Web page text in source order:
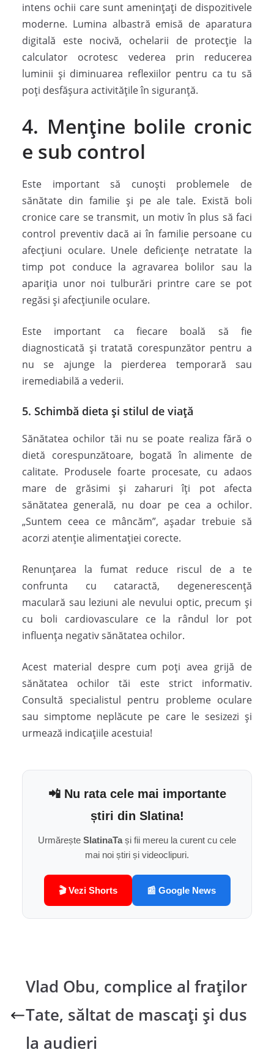
intens ochii care sunt amenințați de dispozitivele
moderne. Lumina albastră emisă de aparatura
digitală este nocivă, ochelarii de protecție la
calculator ocrotesc vederea prin reducerea
luminii și diminuarea reflexiilor pentru ca tu să
poți desfășura activitățile în siguranță.
4. Menține bolile cronic
e sub control
Este important să cunoști problemele de
sănătate din familie și pe ale tale. Există boli
cronice care se transmit, un motiv în plus să faci
control preventiv dacă ai în familie persoane cu
afecțiuni oculare. Unele deficiențe netratate la
timp pot conduce la agravarea bolilor sau la
apariția unor noi tulburări printre care se pot
regăsi și afecțiunile oculare.
Este important ca fiecare boală să fie
diagnosticată și tratată corespunzător pentru a
nu se ajunge la pierderea temporară sau
iremediabilă a vederii.
5. Schimbă dieta și stilul de viață
Sănătatea ochilor tăi nu se poate realiza fără o
dietă corespunzătoare, bogată în alimente de
calitate. Produsele foarte procesate, cu adaos
mare de grăsimi și zaharuri îți pot afecta
sănătatea generală, nu doar pe cea a ochilor.
„Suntem ceea ce mâncăm”, așadar trebuie să
acorzi atenție alimentației corecte.
Renunțarea la fumat reduce riscul de a te
confrunta cu cataractă, degenerescență
maculară sau leziuni ale nevului optic, precum și
cu boli cardiovasculare ce la rândul lor pot
influența negativ sănătatea ochilor.
Acest material despre cum poți avea grijă de
sănătatea ochilor tăi este strict informativ.
Consultă specialistul pentru probleme oculare
sau simptome neplăcute pe care le sesizezi și
urmează indicațiile acestuia!
📲 Nu rata cele mai importante
știri din Slatina!
Urmărește SlatinaTași fii mereu la curent cu cele
mai noi știri și videoclipuri.
🎬 Vezi Shorts 📰 Google News
Vlad Obu, complice al fraților
Tate, săltat de mascați și dus
la audieri